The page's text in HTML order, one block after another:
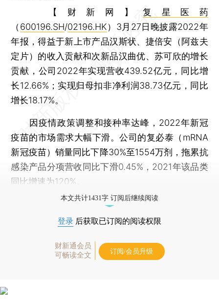
【财新网】复星医药
（ 600196.SH/02196.HK）3月27日晚披露2022年
年报，得益于新上市产品汉斯状、捷倍安（阿兹夫
定片）的收入贡献和次新品汉曲优、苏可欣的增长
贡献，公司2022年实现营收439.52亿元，同比增
长12.66%；实现归母扣非净利润38.73亿元，同比
增长18.17%。
因疫情政策调整和接种率达峰，2022年新冠
疫苗的市场需求大幅下滑。公司的复必泰（mRNA
新冠疫苗）销量同比下降30%至1554万剂，拖累抗
感染产品分项营收同比下滑0.45%，2021年该品类
同比增速为120%。
本文共计1431字 订阅后继续阅读
登录 后获取已订阅的阅读权限
财新通会员
可畅读全文
订阅/会员升级